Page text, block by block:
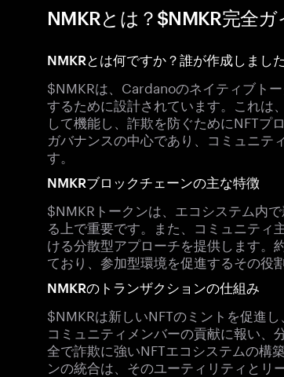
NMKRとは？$NMKR完全ガ
NMKRとは何ですか？誰が作成しまし
$NMKRは、Cardanoのネイティブト
するために設計されています。これは
して機能し、詐欺を防ぐためにNFTプ
ガバナンスの中心であり、コミュニテ
す。
NMKRブロックチェーンの主な特徴
$NMKRトークンは、エコシステム内
る上で重要です。また、コミュニティ
ける分散型アプローチを提供します。
ており、参加型環境を促進するその役
NMKRのトランザクションの仕組み
$NMKRは新しいNFTのミントを促進
コミュニティメンバーの貢献に報い、
全で詐欺に強いNFTエコシステムの構
ンの統合は、そのユーティリティとリ